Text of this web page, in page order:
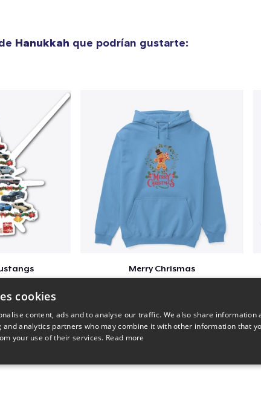
Hanukkah que podrían gustarte:
Merry Chrismas
cookies
content, ads and to analyse our traffic. We also share information
analytics partners who may combine it with other information that
your use of their services. Read more